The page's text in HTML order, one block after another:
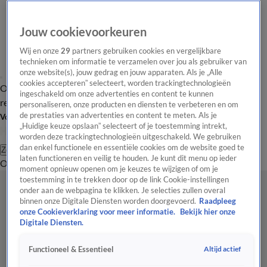
Overzicht Laatste nieuws Regionieuws Het beste van Hart
Tip de
redactie
Volg Hart van Nederland
Zoeken
OverzichtRegioUitzendingenWeerTip de redactiePanelVideo's
Jouw cookievoorkeuren
Wij en onze29 partners gebruiken cookies en vergelijkbare
technieken om informatie te verzamelen over jou als gebruiker van
onze website(s), jouw gedrag en jouw apparaten. Als je „Alle
cookies accepteren” selecteert, worden trackingtechnologieën
ingeschakeld om onze advertenties en content te kunnen
personaliseren, onze producten en diensten te verbeteren en om
de prestaties van advertenties en content te meten. Als je
„Huidige keuze opslaan” selecteert of je toestemming intrekt,
worden deze trackingtechnologieën uitgeschakeld. We gebruiken
dan enkel functionele en essentiële cookies om de website goed te
laten functioneren en veilig te houden. Je kunt dit menu op ieder
moment opnieuw openen om je keuzes te wijzigen of om je
toestemming in te trekken door op de link Cookie-instellingen
onder aan de webpagina te klikken. Je selecties zullen overal
binnen onze Digitale Diensten worden doorgevoerd. Raadpleeg
onze Cookieverklaring voor meer informatie.
Bekijk hier onze
Digitale Diensten.
Functioneel & Essentieel Altijd actief